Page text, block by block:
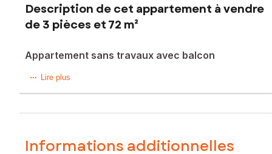
Description de cet appartement à vendre
de 3 pièces et 72 m²
Appartement sans travaux avec balcon
Venez découvrir ce bel appartement d'environ 78 m² situé
valises.
de vie de plus de 40 m² , comprenant une cuisine équipée
et un accès direct à un balcon.
Lire plus
Informations additionnelles